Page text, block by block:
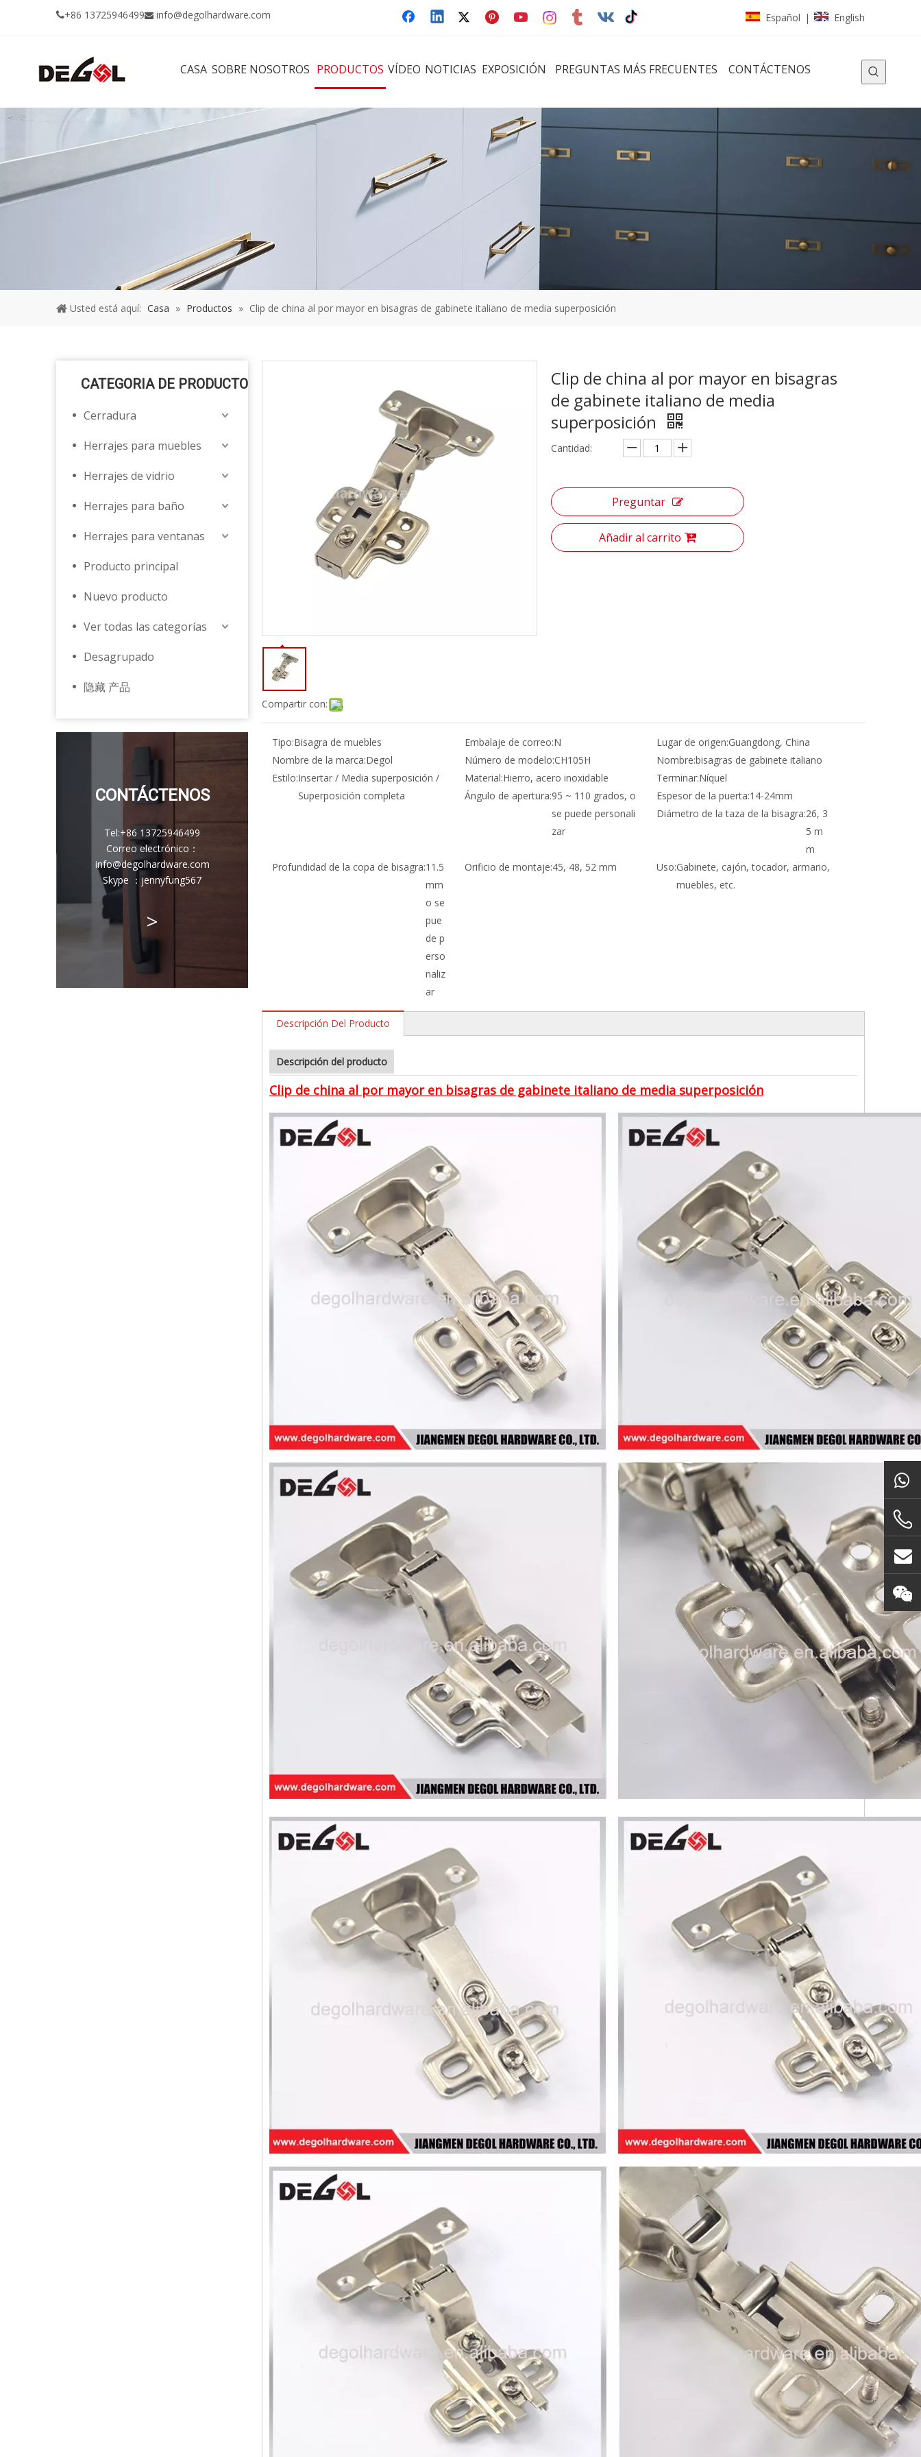
+86 13725946499 info@degolhardware.com Español | English
CASA SOBRE NOSOTROS PRODUCTOS VÍDEO NOTICIAS EXPOSICIÓN PREGUNTAS MÁS FRECUENTES CONTÁCTENOS
Usted está aquí: Casa » Productos » Clip de china al por mayor en bisagras de gabinete italiano de media superposición
CATEGORIA DE PRODUCTO
Cerradura
Herrajes para muebles
Herrajes de vidrio
Herrajes para baño
Herrajes para ventanas
Producto principal
Nuevo producto
Ver todas las categorías
Desagrupado
隐藏 产品
CONTÁCTENOS
Tel:+86 13725946499
Correo electrónico ：
info@degolhardware.com
Skype ：jennyfung567
>
Compartir con:
Clip de china al por mayor en bisagras
de gabinete italiano de media
superposición
Cantidad:
Preguntar
Añadir al carrito
Tipo:Bisagra de muebles Embalaje de correo:N Lugar de origen:Guangdong, China
Nombre de la marca:Degol Número de modelo:CH105H Nombre:bisagras de gabinete italiano
Estilo:Insertar / Media superposición /
Superposición completa
Material:Hierro, acero inoxidable Terminar:Níquel
Ángulo de apertura:95 ~ 110 grados, o
se puede personali
zar
Espesor de la puerta:14-24mm
Diámetro de la taza de la bisagra:26, 3
5 m
m
Profundidad de la copa de bisagra:11.5
mm
o se
pue
de p
erso
naliz
ar
Orificio de montaje:45, 48, 52 mm Uso:Gabinete, cajón, tocador, armario,
muebles, etc.
Descripción Del Producto
Descripción del producto
Clip de china al por mayor en bisagras de gabinete italiano de media superposición